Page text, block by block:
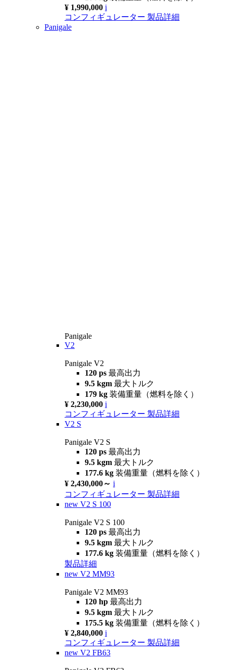
¥ 1,990,000 i
コンフィギュレーター 製品詳細
Panigale
Panigale
V2
Panigale V2
120 ps 最高出力
9.5 kgm 最大トルク
179 kg 装備重量（燃料を除く）
¥ 2,230,000 i
コンフィギュレーター 製品詳細
V2 S
Panigale V2 S
120 ps 最高出力
9.5 kgm 最大トルク
177.6 kg 装備重量（燃料を除く）
¥ 2,430,000～ i
コンフィギュレーター 製品詳細
new V2 S 100
Panigale V2 S 100
120 ps 最高出力
9.5 kgm 最大トルク
177.6 kg 装備重量（燃料を除く）
製品詳細
new V2 MM93
Panigale V2 MM93
120 hp 最高出力
9.5 kgm 最大トルク
175.5 kg 装備重量（燃料を除く）
¥ 2,840,000 i
コンフィギュレーター 製品詳細
new V2 FB63